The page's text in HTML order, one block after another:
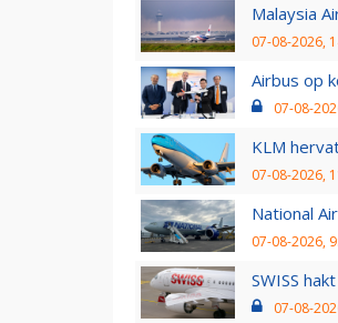
Malaysia
07-08-2026,
Airbus op
07-08-
KLM
07-08-2026,
National
07-08-2026,
SWISS
07-08-